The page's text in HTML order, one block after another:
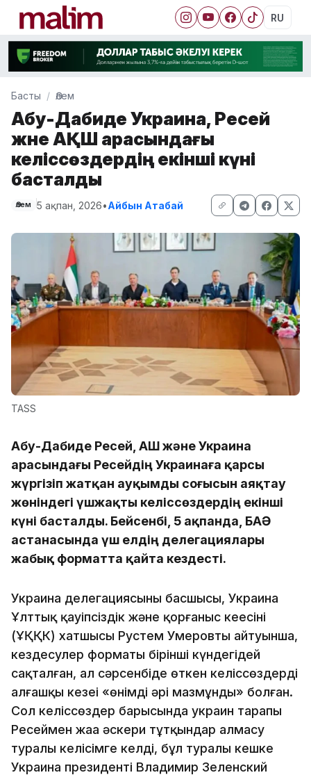
RU
Басты Әлем
Абу-Дабиде Украина, Ресей
және АҚШ арасындағы
келіссөздердің екінші күні
басталды
Әлем 5 ақпан, 2026•Айбын Атабай
TASS
Абу-Дабиде Ресей, АҚШ және Украина
арасындағы Ресейдің Украинаға қарсы
жүргізіп жатқан ауқымды соғысын аяқтау
жөніндегі үшжақты келіссөздердің екінші
күні басталды. Бейсенбі, 5 ақпанда, БАӘ
астанасында үш елдің делегациялары
жабық форматта қайта кездесті.
Украина делегациясының басшысы, Украина
Ұлттық қауіпсіздік және қорғаныс кеңесінің
(ҰҚҚК) хатшысы Рустем Умеровтың айтуынша,
кездесулер форматы бірінші күндегідей
сақталған, ал сәрсенбіде өткен келіссөздердің
алғашқы кезеңі «өнімді әрі мазмұнды» болған.
Сол келіссөздер барысында украин тарапы
Ресеймен жаңа әскери тұтқындар алмасу
туралы келісімге келді, бұл туралы кешке
Украина президенті Владимир Зеленский